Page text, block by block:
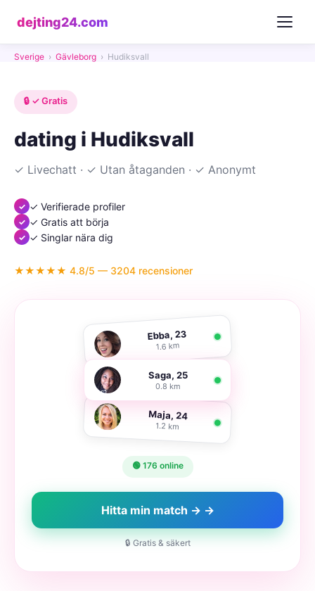
dejting24.com
Sverige › Gävleborg › Hudiksvall
🔒 ✓ Gratis
dating i Hudiksvall
✓ Livechatt · ✓ Utan åtaganden · ✓ Anonymt
✓ Verifierade profiler
✓ Gratis att börja
✓ Singlar nära dig
★★★★★ 4.8/5 — 3204 recensioner
Ebba, 23
1.6 km
Saga, 25
0.8 km
Maja, 24
1.2 km
🟢 176 online
Hitta min match → →
🔒 Gratis & säkert